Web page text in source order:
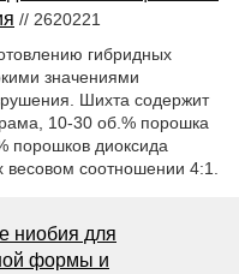
// 2620221
гибридных
значениями
Шихта содержит
10-30 об.% порошка
порошков диоксида
соотношении 4:1.
ниобия для
формы и